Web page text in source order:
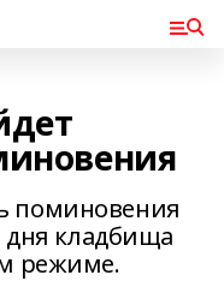
поминовения
дня кладбища
режиме.